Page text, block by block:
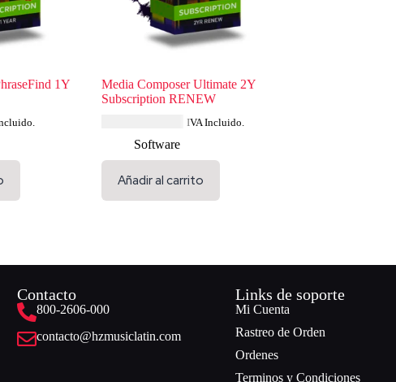
1Y
Media Composer Ultimate 2Y
Subscription RENEW
IVA Incluido.
Software
Añadir al carrito
Contacto
800-2606-000
contacto@hzmusiclatin.com
Links de soporte
Mi Cuenta
Rastreo de Orden
Ordenes
Terminos y Condiciones